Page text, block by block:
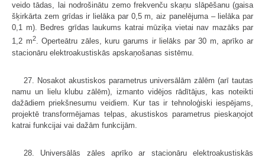
veido tādas, lai nodrošinātu zemo frekvenču skaņu slāpēšanu (gaisa
šķirkārta zem grīdas ir lielāka par 0,5 m, aiz panelējuma – lielāka par
0,1 m). Bedres grīdas laukums katrai mūziķa vietai nav mazāks par
1,2 m2. Operteātru zāles, kuru garums ir lielāks par 30 m, aprīko ar
stacionāru elektroakustiskās apskaņošanas sistēmu.
27. Nosakot akustiskos parametrus universālām zālēm (arī tautas
namu un lielu klubu zālēm), izmanto vidējos rādītājus, kas noteikti
dažādiem priekšnesumu veidiem. Kur tas ir tehnoloģiski iespējams,
projektē transformējamas telpas, akustiskos parametrus pieskaņojot
katrai funkcijai vai dažām funkcijām.
28. Universālās zāles aprīko ar stacionāru elektroakustiskās